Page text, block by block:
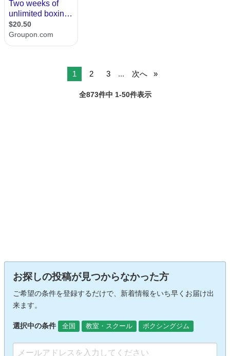
1 2 3 ... 次へ
全873件中 1-50件表示
お探しの投稿が見つからなかった方
ご希望の条件を登録するだけで、新着情報をいち早くお届け出
来ます。
選択中の条件 全国 教室・スクール ボクシングジム